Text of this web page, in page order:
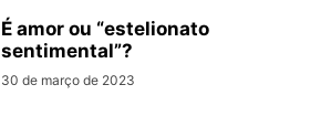
É amor ou “estelionato
sentimental”?
30 de março de 2023